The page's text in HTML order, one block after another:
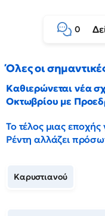
0
Όλες οι
Καθιερώνεται νέα
Οκτωβρίου με
Το τέλος μιας
Ρέντη αλλάζει
Καρυστιανού